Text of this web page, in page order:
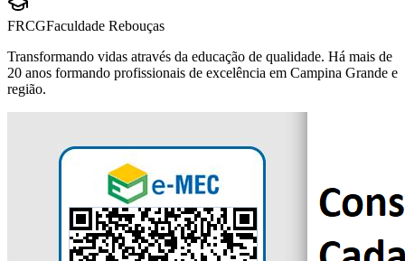
FRCGFaculdade Rebouças
Transformando vidas através da educação de qualidade. Há mais de
20 anos formando profissionais de excelência em Campina Grande e
região.